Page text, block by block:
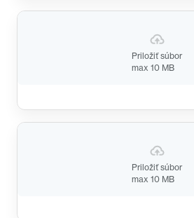
Priložiť súbor
max 10 MB
Priložiť súbor
max 10 MB